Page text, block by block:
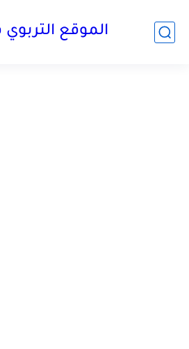
الموقع التربوي